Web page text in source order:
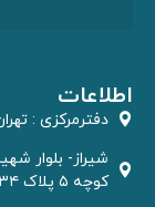
اطلاعات
دفترمركزى : تهران -
شیراز- بلوار
کوچه ۵ پلاک ۲۳۴